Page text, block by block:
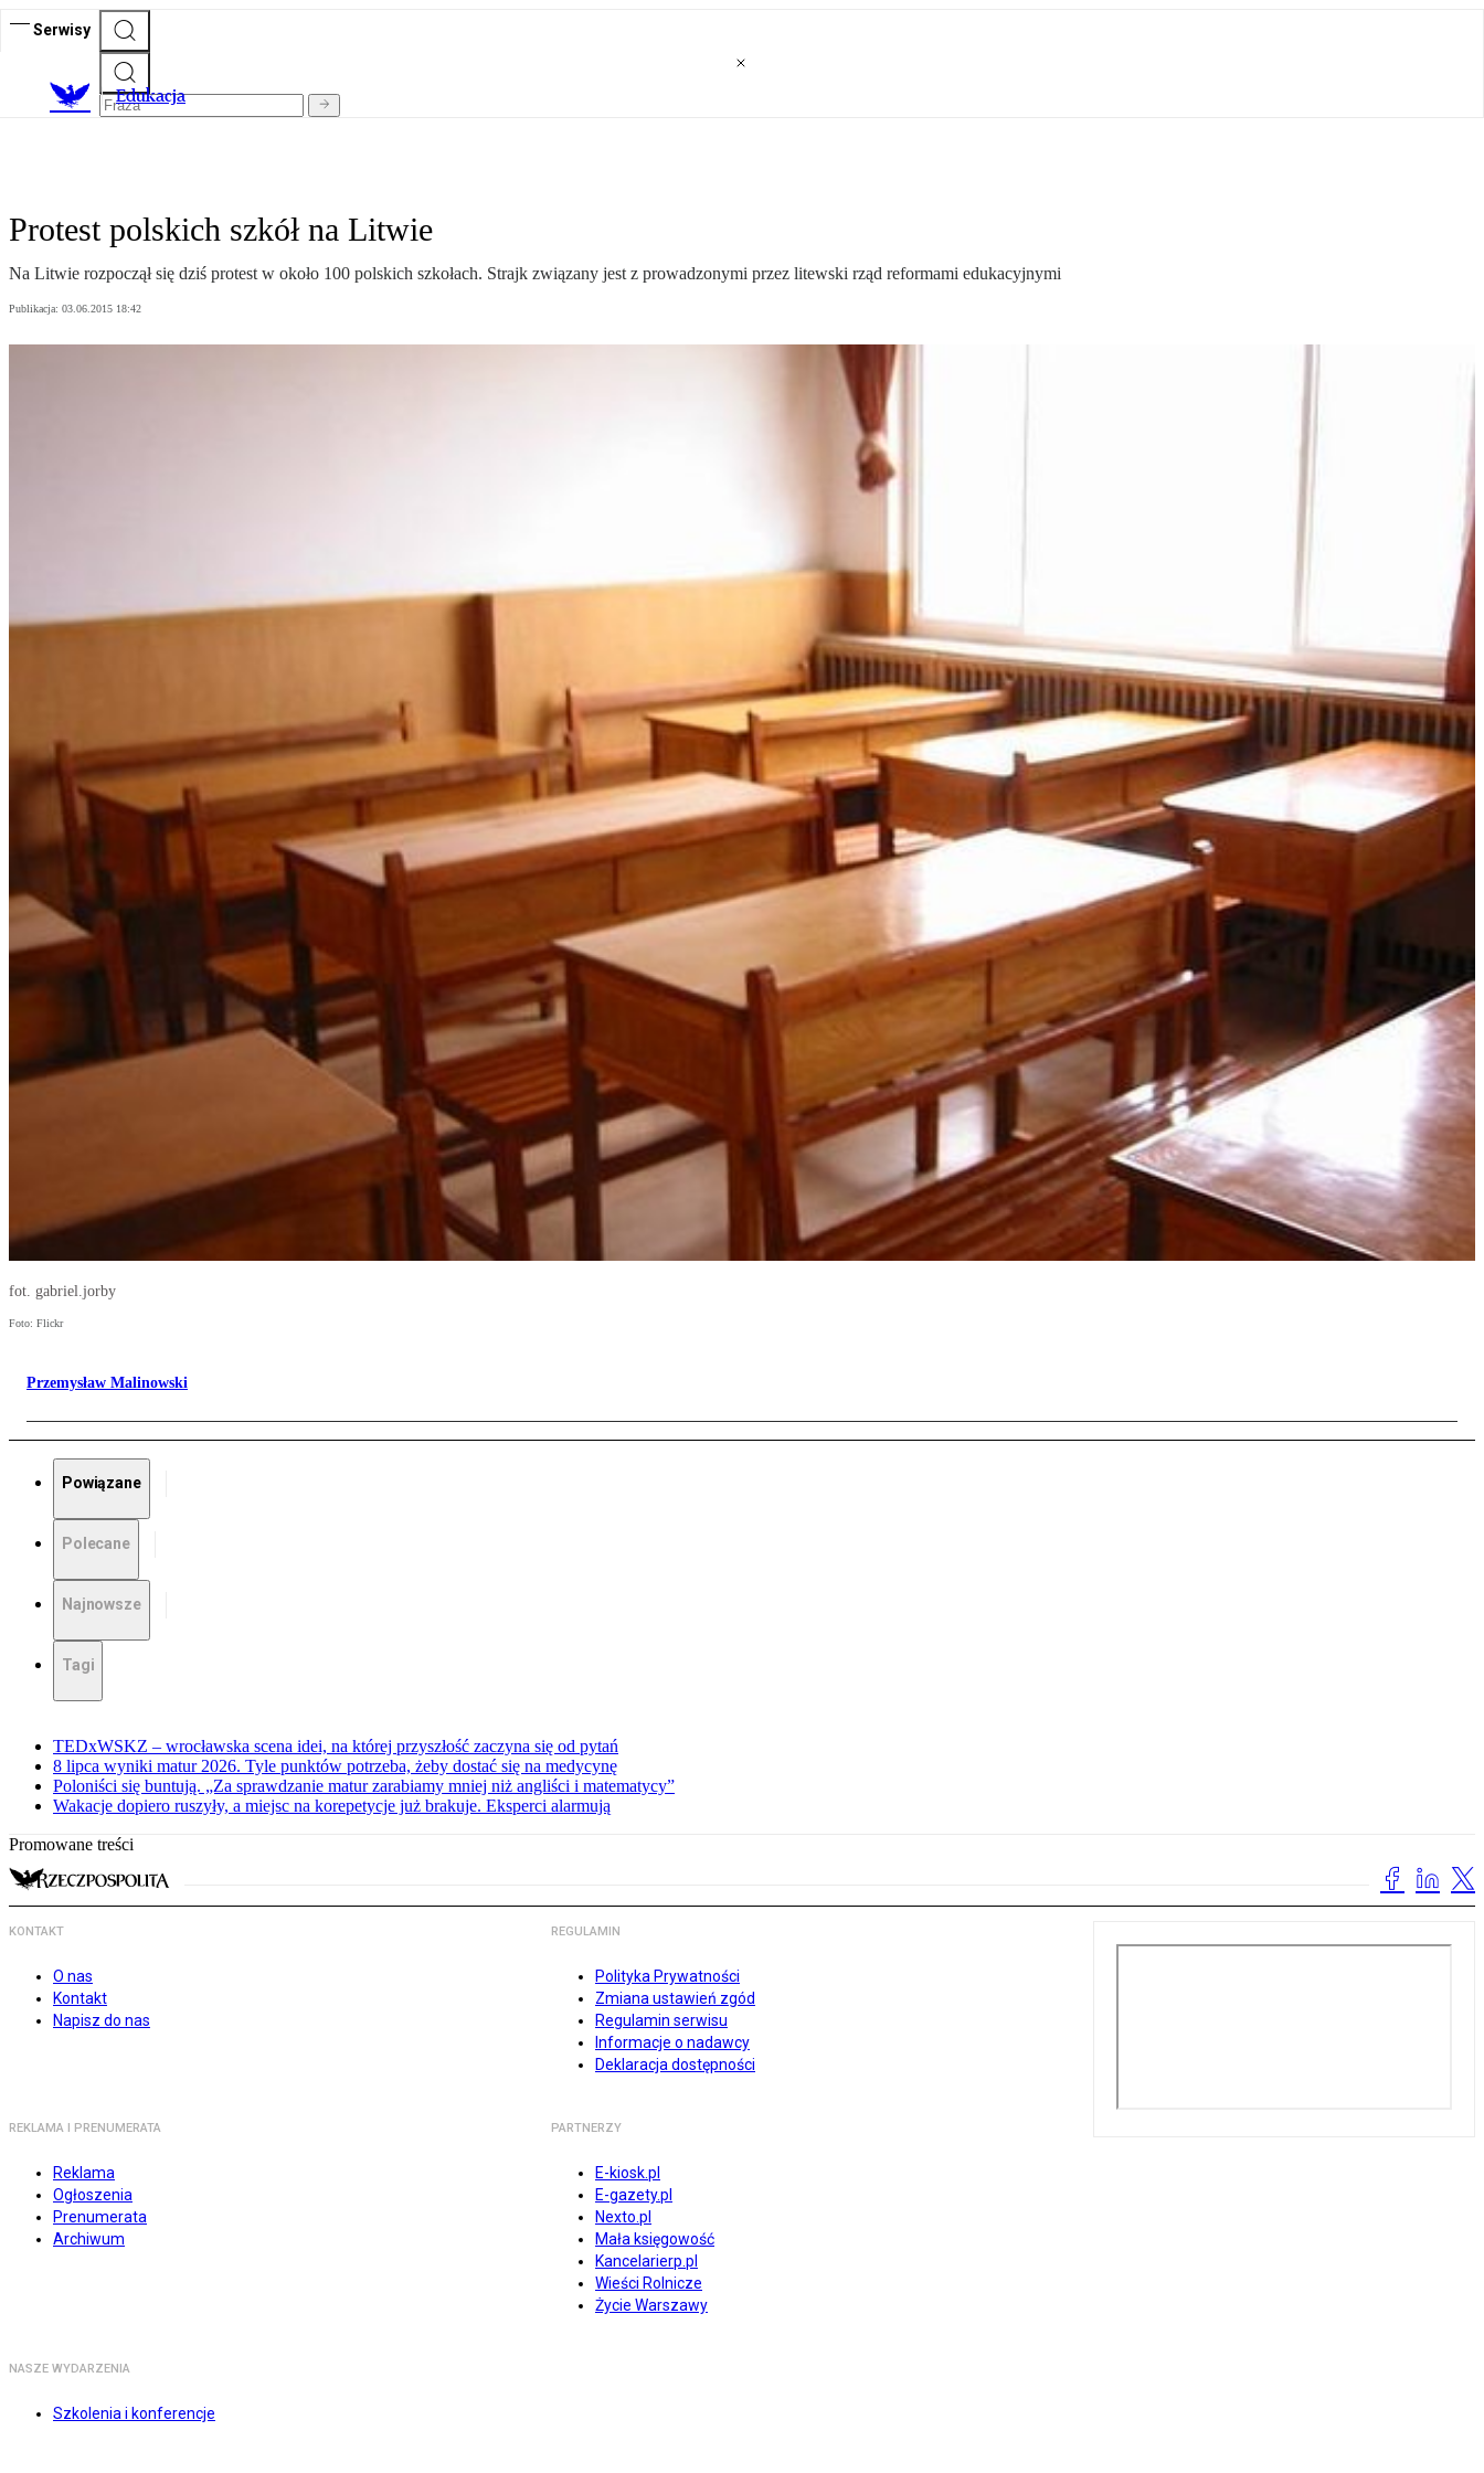
Serwisy
Edukacja
Protest polskich szkół na Litwie
Na Litwie rozpoczął się dziś protest w około 100 polskich szkołach. Strajk związany jest z prowadzonymi przez litewski rząd reformami edukacyjnymi
Publikacja: 03.06.2015 18:42
fot. gabriel.jorby
Foto: Flickr
Przemysław Malinowski
Powiązane
Polecane
Najnowsze
Tagi
TEDxWSKZ – wrocławska scena idei, na której przyszłość zaczyna się od pytań
8 lipca wyniki matur 2026. Tyle punktów potrzeba, żeby dostać się na medycynę
Poloniści się buntują. „Za sprawdzanie matur zarabiamy mniej niż angliści i matematycy”
Wakacje dopiero ruszyły, a miejsc na korepetycje już brakuje. Eksperci alarmują
Promowane treści
KONTAKT
O nas
Kontakt
Napisz do nas
REGULAMIN
Polityka Prywatności
Zmiana ustawień zgód
Regulamin serwisu
Informacje o nadawcy
Deklaracja dostępności
REKLAMA I PRENUMERATA
Reklama
Ogłoszenia
Prenumerata
Archiwum
PARTNERZY
E-kiosk.pl
E-gazety.pl
Nexto.pl
Mała księgowość
Kancelarierp.pl
Wieści Rolnicze
Życie Warszawy
NASZE WYDARZENIA
Szkolenia i konferencje